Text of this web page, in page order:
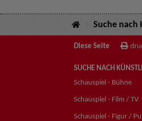
Suche nach
Diese Seite
SUCHE NACH
Schauspiel - Bühne
Schauspiel - Film / TV
Schauspiel - Figur /